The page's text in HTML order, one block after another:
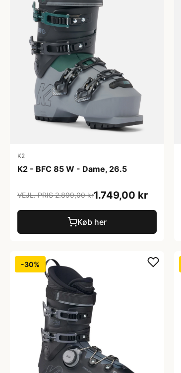
K2
K2 - BFC 85 W - Dame, 26.5
VEJL. PRIS 2.899,00 kr1.749,00 kr
Køb her
-30%